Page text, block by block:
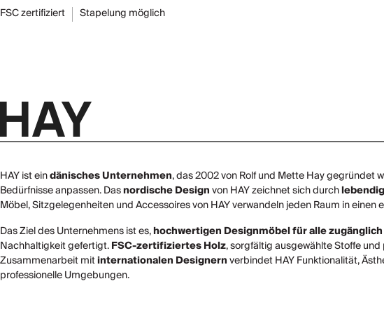
FSC zertifiziert Stapelung möglich
HAY ist eindänisches Unternehmen, das 2002 von Rolf und Mette Hay gegründet
Bedürfnisse anpassen. Dasnordische Designvon HAY zeichnet sich durch
Möbel, Sitzgelegenheiten und Accessoires von HAY verwandeln jeden Raum in
Das Ziel des Unternehmens ist es,hochwertigen Designmöbel für alle zugänglich
Nachhaltigkeit gefertigt.FSC-zertifiziertes Holz, sorgfältig ausgewählte Stoffe
Zusammenarbeit mitinternationalen Designernverbindet HAY Funktionalität,
professionelle Umgebungen.